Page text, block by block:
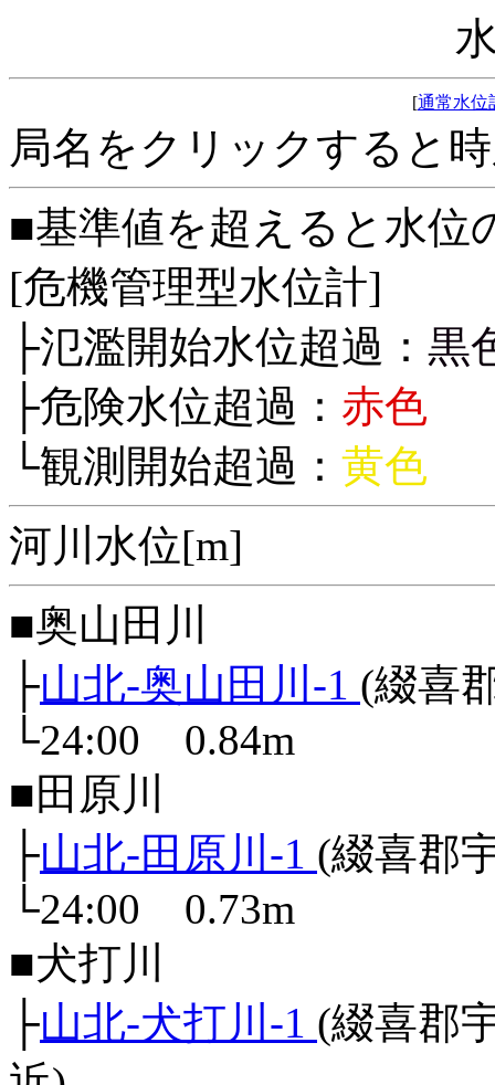
[通常水位
局名をクリックすると
■基準値を超えると水位
[危機管理型水位計]
├氾濫開始水位超過： 黒
├危険水位超過： 赤色
└観測開始超過： 黄色
河川水位[m]
■奥山田川
├山北-奥山田川-1 (綴喜
└24:00 0.84m
■田原川
├山北-田原川-1 (綴喜郡
└24:00 0.73m
■犬打川
├山北-犬打川-1 (綴喜郡